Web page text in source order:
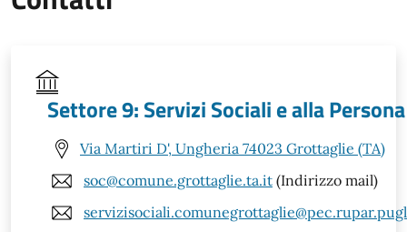
Settore 9: Servizi Sociali e alla Persona
Via Martiri D', Ungheria 74023 Grottaglie (TA)
soc@comune.grottaglie.ta.it (Indirizzo mail)